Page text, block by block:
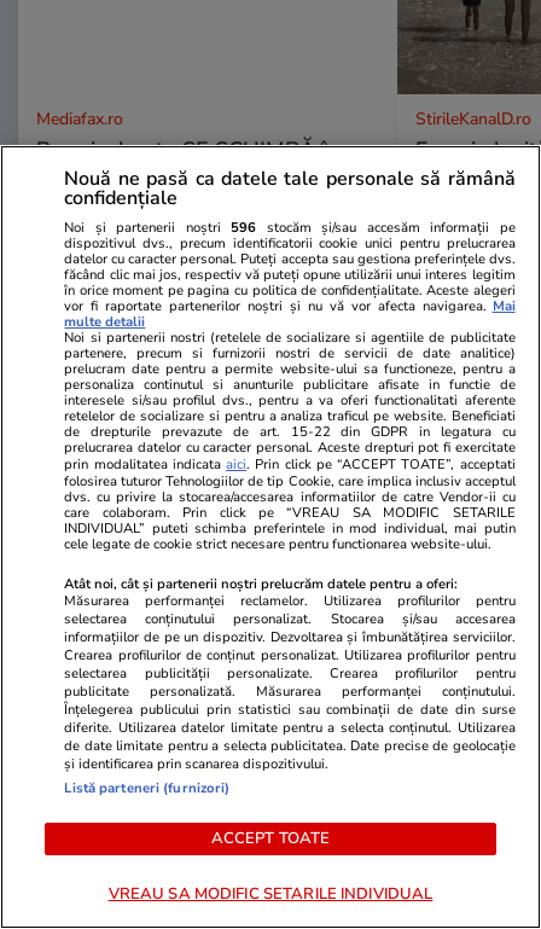
Mediafax.ro
Permisul auto SE SCHIMBĂ în
toată Uniunea Europeană! Ce vor
avea de făcut șoferii din România
StirileKanalD.ro
Femeie
făcea plajă:
PROMO
Advertorial
Smart is the new chic: Cum ne
ajută tehnologia să ne reinventăm
Advertorial
Înscrie-te
voucher de
PARTENERI
Nouă ne pasă ca datele tale personale să rămână
confidențiale
Noi și partenerii noștri 596 stocăm și/sau accesăm informații pe
dispozitivul dvs., precum identificatorii cookie unici pentru prelucrarea
datelor cu caracter personal. Puteți accepta sau gestiona preferințele dvs.
făcând clic mai jos, respectiv vă puteți opune utilizării unui interes legitim
în orice moment pe pagina cu politica de confidențialitate. Aceste alegeri
vor fi raportate partenerilor noștri și nu vă vor afecta navigarea. Mai
multe detalii
Noi si partenerii nostri (retelele de socializare si agentiile de publicitate
partenere, precum si furnizorii nostri de servicii de date analitice)
prelucram date pentru a permite website-ului sa functioneze, pentru a
personaliza continutul si anunturile publicitare afisate in functie de
interesele si/sau profilul dvs., pentru a va oferi functionalitati aferente
retelelor de socializare si pentru a analiza traficul pe website. Beneficiati
de drepturile prevazute de art. 15-22 din GDPR in legatura cu
prelucrarea datelor cu caracter personal. Aceste drepturi pot fi exercitate
prin modalitatea indicataaici. Prin click pe “ACCEPT TOATE”, acceptati
folosirea tuturor Tehnologiilor de tip Cookie, care implica inclusiv acceptul
dvs. cu privire la stocarea/accesarea informatiilor de catre Vendor-ii cu
care colaboram. Prin click pe “VREAU SA MODIFIC SETARILE
INDIVIDUAL” puteti schimba preferintele in mod individual, mai putin
cele legate de cookie strict necesare pentru functionarea website-ului.
Atât noi, cât și partenerii noștri prelucrăm datele pentru a oferi:
Măsurarea performanței reclamelor. Utilizarea profilurilor pentru
selectarea conținutului personalizat. Stocarea și/sau accesarea
informațiilor de pe un dispozitiv. Dezvoltarea și îmbunătățirea serviciilor.
Crearea profilurilor de conținut personalizat. Utilizarea profilurilor pentru
selectarea publicității personalizate. Crearea profilurilor pentru
publicitate personalizată. Măsurarea performanței conținutului.
Înțelegerea publicului prin statistici sau combinații de date din surse
diferite. Utilizarea datelor limitate pentru a selecta conținutul. Utilizarea
de date limitate pentru a selecta publicitatea. Date precise de geolocație
și identificarea prin scanarea dispozitivului.
Listă parteneri (furnizori)
ACCEPT TOATE
VREAU SA MODIFIC SETARILE INDIVIDUAL